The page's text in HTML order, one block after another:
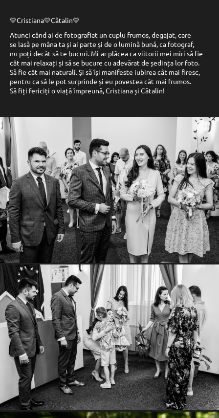
💛Cristiana💛Cătalin💛
Atunci când ai de fotografiat un cuplu frumos, degajat, care
se lasă pe mâna ta și ai parte și de o lumină bună, ca fotograf,
nu poți decât să te bucuri. Mi-ar plăcea ca viitorii mei miri să fie
cât mai relaxați și să se bucure cu adevărat de ședința lor foto.
Să fie cât mai naturali. Și să își manifeste iubirea cât mai firesc,
pentru ca să le pot surprinde și eu povestea cât mai frumos.
Să fiți fericiți o viață împreună, Cristiana și Cătalin!